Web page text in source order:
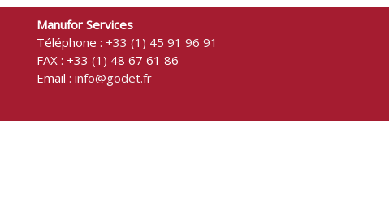
Manufor Services
Téléphone : +33 (1) 45 91 96 91
FAX : +33 (1) 48 67 61 86
Email : info@godet.fr